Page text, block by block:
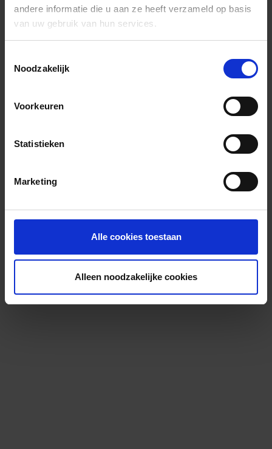
andere informatie die u aan ze heeft verzameld op basis
van uw gebruik van hun services.
Noodzakelijk
Voorkeuren
Statistieken
Marketing
Alle cookies toestaan
Alleen noodzakelijke cookies